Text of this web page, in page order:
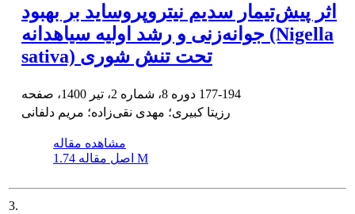
اثر پیش‌تیمار سدیم نیتروپروساید بر بهبود
جوانه‌زنی و رشد اولیه سیاهدانه (Nigella
sativa) تحت تنش شوری
177-194
رزیتا کبیری؛ مهدی نقی‌زاده؛ مریم دلفانی
مشاهده مقاله
اصل مقاله 1.74 M
3.